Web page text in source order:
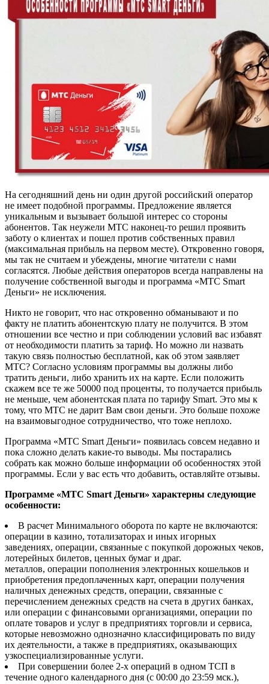
На сегодняшний день ни один другой российский оператор
не имеет подобной программы. Предложение является
уникальным и вызывает большой интерес со стороны
абонентов. Так неужели МТС наконец-то решил проявить
заботу о клиентах и пошел против собственных правил
(максимальная прибыль на первом месте). Откровенно говоря,
мы так не считаем и убеждены, многие читатели с нами
согласятся. Любые действия операторов всегда направлены на
получение собственной выгоды и программа «МТС Smart
Деньги» не исключения.
Никто не говорит, что нас откровенно обманывают и по
факту не платить абонентскую плату не получится. В этом
отношении все честно и при соблюдении условий вас избавят
от необходимости платить за тариф. Но можно ли назвать
такую связь полностью бесплатной, как об этом заявляет
МТС? Согласно условиям программы вы должны либо
тратить деньги, либо хранить их на карте. Если положить
скажем все те же 50000 под проценты, то получается прибыль
не меньше, чем абонентская плата по тарифу Smart. Это мы к
тому, что МТС не дарит Вам свои деньги. Это больше похоже
на взаимовыгодное сотрудничество, что тоже неплохо.
Программа «МТС Smart Деньги» появилась совсем недавно и
пока сложно делать какие-то выводы. Мы постарались
собрать как можно больше информации об особенностях этой
программы. Если у вас есть что добавить, оставляйте отзывы.
Программе «МТС Smart Деньги» характерны следующие
особенности:
В расчет Минимального оборота по карте не включаются:
операции в казино, тотализаторах и иных игорных
заведениях, операции, связанные с покупкой дорожных чеков,
лотерейных билетов, ценных бумаг и драг.
металлов, операции пополнения электронных кошельков и
приобретения предоплаченных карт, операции получения
наличных денежных средств, операции, связанные с
перечислением денежных средств на счета в других банках,
или операции с финансовыми организациями, операции по
оплате товаров и услуг в предприятиях торговли и сервиса,
которые невозможно однозначно классифицировать по виду
их деятельности, а также в предприятиях, оказывающих
узкоспециализированные услуги.
При совершении более 2-х операций в одном ТСП в
течение одного календарного дня (с 00:00 до 23:59 мск.),